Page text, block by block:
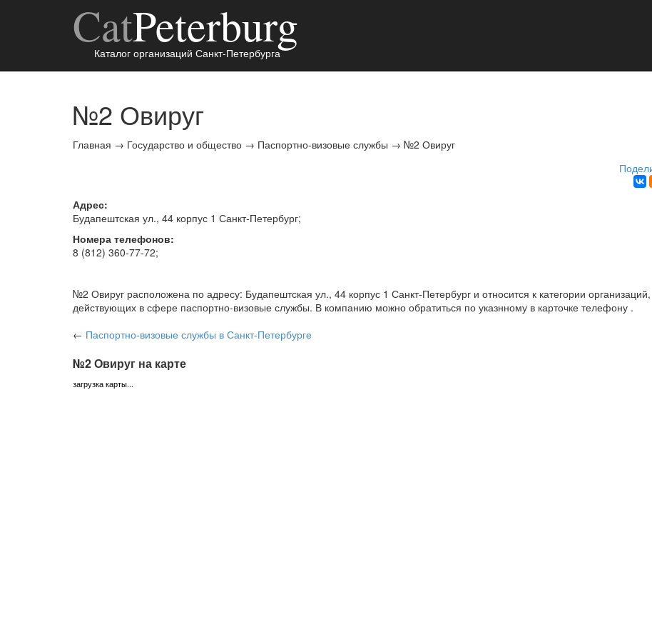
CatPeterburg
Каталог организаций Санкт-Петербурга
№2 Овируг
Главная → Государство и общество → Паспортно-визовые службы → №2 Овируг
Адрес:
Будапештская ул., 44 корпус 1 Санкт-Петербург;
Номера телефонов:
8 (812) 360-77-72;
№2 Овируг расположена по адресу: Будапештская ул., 44 корпус 1 Санкт-Петербург и относится к категории организаций,
действующих в сфере паспортно-визовые службы. В компанию можно обратиться по указнному в карточке телефону .
← Паспортно-визовые службы в Санкт-Петербурге
№2 Овируг на карте
загрузка карты...